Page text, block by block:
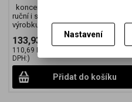
koncentrát rychloustalovače pro
ruční i strojní zpracování Etiketa
výrobku
133,93 Kč (5,63 EUR)
110,69 Kč
DPH:)
Přidat do košíku
Nastavení